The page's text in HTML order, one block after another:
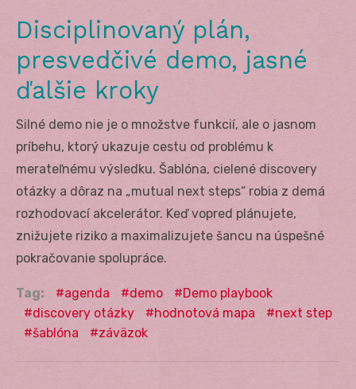
Disciplinovaný plán,
presvedčivé demo, jasné
ďalšie kroky
Silné demo nie je o množstve funkcií, ale o jasnom
príbehu, ktorý ukazuje cestu od problému k
merateľnému výsledku. Šablóna, cielené discovery
otázky a dôraz na „mutual next steps“ robia z demá
rozhodovací akcelerátor. Keď vopred plánujete,
znižujete riziko a maximalizujete šancu na úspešné
pokračovanie spolupráce.
Tag: agenda demo
Demo playbook
discovery otázky
hodnotová mapa
next step
šablóna
záväzok